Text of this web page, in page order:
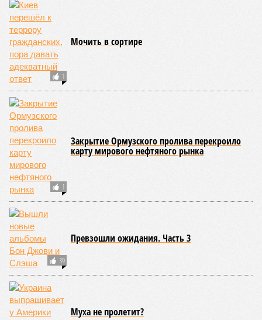
выточить ротор и статор, но в России вообще не
производится неодимовая пыль, из которой делаются
магниты». «Запуск такого производства, чтобы оно
было экономически эффективным, – это годы и
миллиарды»
Но ведь как раз годы с миллиардами и имелись в
распоряжении государства! Стоит напомнить, что
программа импортозамещения была принята в 2014 году, то
есть 12 лет назад. К 2020-му кабинет предполагал снизить
показатели импортозависимости с исходных 70–90 до 50–
60%. На дворе 2026-й – во многих отечественных отраслях
производители только и заняты тем, что переклеивают
шильдики. Или программа импортозамещения изначально
предполагалась как чистой воды очковтирательство, или
ответственные за неё люди предпочитали не ограничивать
себя в сроках на её реализацию.
Но, может быть, что-то начнёт решительно меняться в этой
сфере с пресловутого дела «ЭФКО»? Вероятны кадровые
решения. По крайней мере так считает Святослав Голиков.
«Половченя, как замглавы управления беспилотных
систем и робототехники, выглядит пока всё же не
столько крышей, сколько ситуативной козой отпущения.
Посмотрим, будет ли дальнейшее развитие. Хотелось
бы», – указывает публицист.